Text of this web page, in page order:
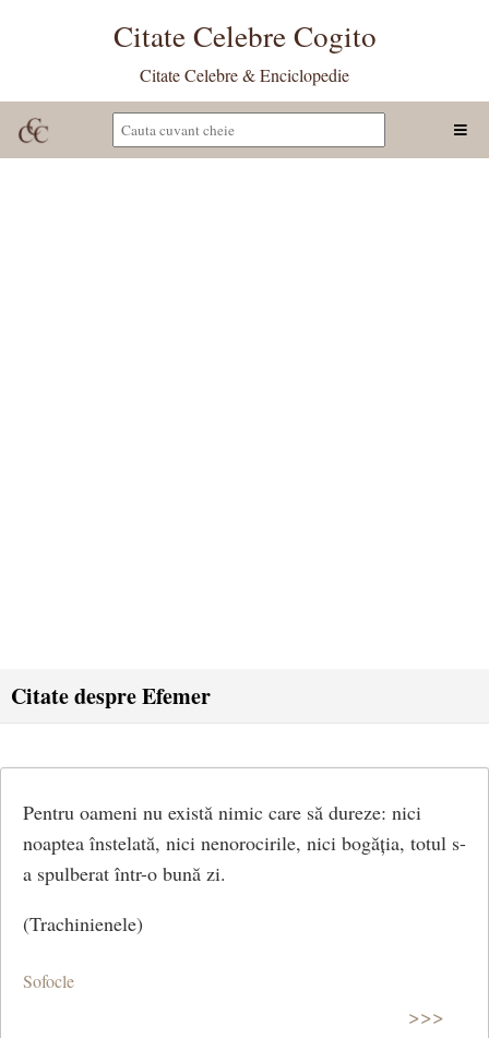
Citate Celebre Cogito
Citate Celebre & Enciclopedie
Citate despre Efemer
Pentru oameni nu există nimic care să dureze: nici
noaptea înstelată, nici nenorocirile, nici bogăția, totul s-
a spulberat într-o bună zi.
(Trachinienele)
Sofocle
>>>